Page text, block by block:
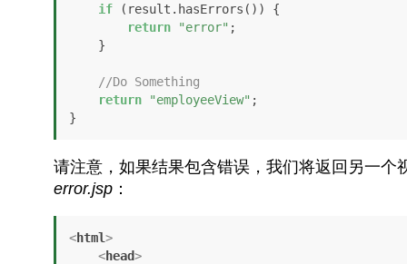
if (result.hasErrors()) {
return
"error" ;
//Do Something
return
"employeeView" ;
}
请注意，如果结果包含错误，我们将返回另一
error.jsp：
<html>
<head>